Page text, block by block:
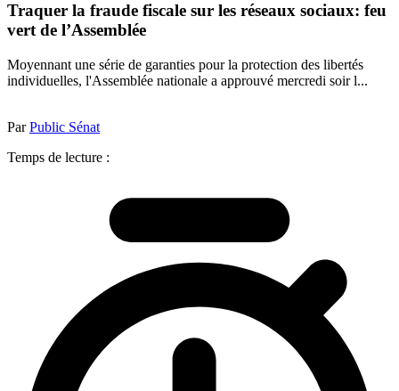
Traquer la fraude fiscale sur les réseaux sociaux: feu
vert de l’Assemblée
Moyennant une série de garanties pour la protection des libertés
individuelles, l'Assemblée nationale a approuvé mercredi soir l...
ParPublic Sénat
Temps de lecture :